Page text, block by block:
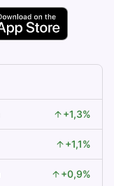
+1,3%
+1,1%
+0,9%